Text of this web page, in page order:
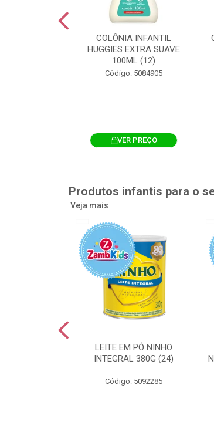
COLÔNIA INFANTIL
HUGGIES EXTRA SUAVE
100ML (12)
Código: 5084905
VER PREÇO
Produtos infantis para o
Veja mais
LEITE EM PÓ NINHO
INTEGRAL 380G (24)
Código: 5092285